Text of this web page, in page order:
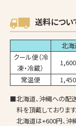
送料につい
北海
クール便（冷
凍・冷蔵）
常温便
■北海道、沖縄への配
料を頂戴しております
北海道は+600円、沖